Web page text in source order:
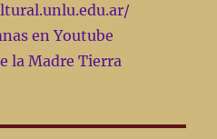
en Youtube
la Madre Tierra